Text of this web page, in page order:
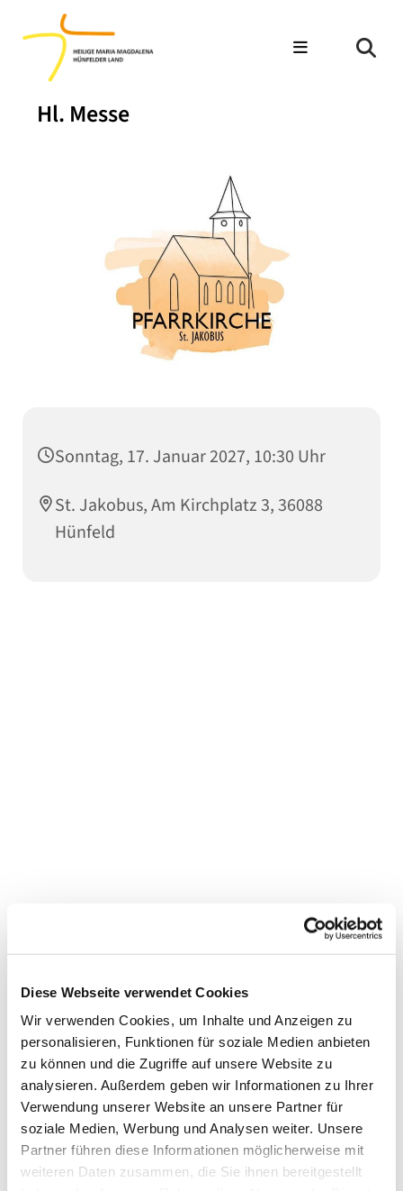
Diese Webseite verwendet Cookies
Wir verwenden Cookies, um Inhalte und Anzeigen zu
personalisieren, Funktionen für soziale Medien anbieten
zu können und die Zugriffe auf unsere Website zu
analysieren. Außerdem geben wir Informationen zu Ihrer
Verwendung unserer Website an unsere Partner für
soziale Medien, Werbung und Analysen weiter. Unsere
Partner führen diese Informationen möglicherweise mit
weiteren Daten zusammen, die Sie ihnen bereitgestellt
Hl. Messe
Sonntag, 17. Januar 2027, 10:30 Uhr
St. Jakobus, Am Kirchplatz 3, 36088
Hünfeld
Dies könnte Sie auch
interessieren